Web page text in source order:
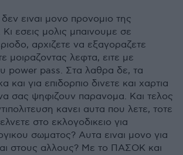
ειναι μονο προνομιο της
Κι εσεις μολις μπαινουμε σε
αρχιζετε να εξαγοραζετε
μοιραζοντας λεφτα, ειτε με
power pass. Στα λαθρα δε, τα
και για επιδορπιο δινετε και χαρτια
να σας ψηφιζουν παρανομα. Και τελος
κανει αυτα που λετε, τοτε
στο εκλογοδικειο για
σωματος? Αυτα ειναι μονο για
στους αλλους? Με το ΠΑΣΟΚ και